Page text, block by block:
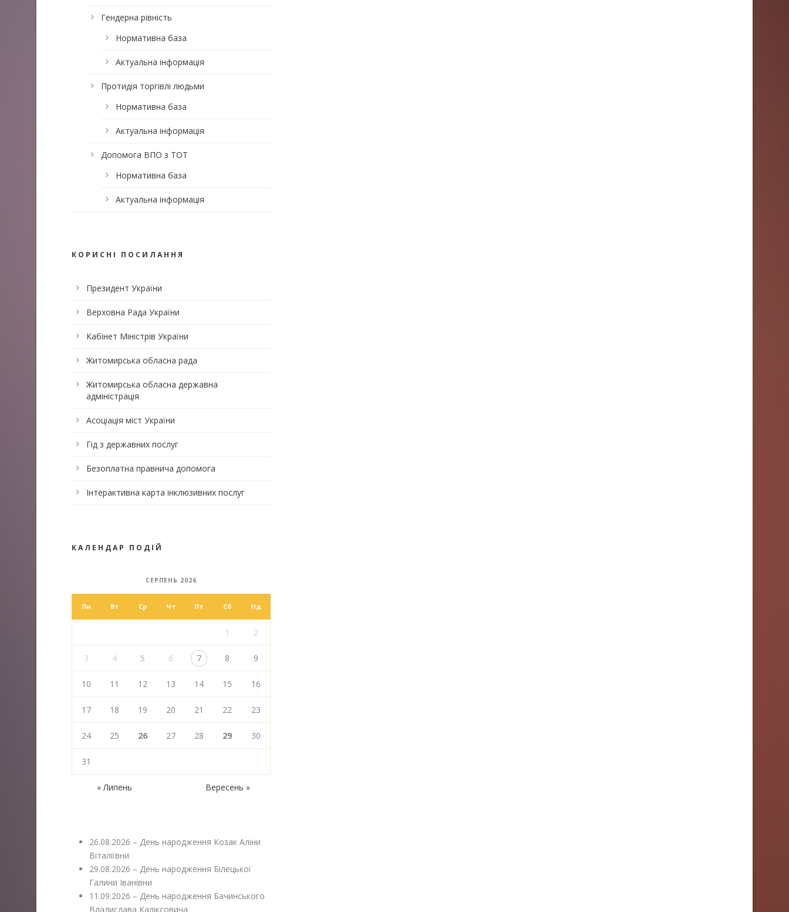
Гендерна рівність
Нормативна база
Актуальна інформація
Протидія торгівлі людьми
Нормативна база
Актуальна інформація
Допомога ВПО з ТОТ
Нормативна база
Актуальна інформація
КОРИСНІ ПОСИЛАННЯ
Президент України
Верховна Рада України
Кабінет Міністрів України
Житомирська обласна рада
Житомирська обласна державна
адміністрація
Асоціація міст України
Гід з державних послуг
Безоплатна правнича допомога
Інтерактивна карта інклюзивних послуг
КАЛЕНДАР ПОДІЙ
СЕРПЕНЬ 2026
Пн Вт Ср Чт Пт Сб Нд
1 2
3 4 5 6 7 8 9
10 11 12 13 14 15 16
17 18 19 20 21 22 23
24 25 26 27 28 29 30
31
« Липень Вересень »
26.08.2026 – День народження Козак Аліни
Віталіївни
29.08.2026 – День народження Білецької
Галини Іванівни
11.09.2026 – День народження Бачинського
Владислава Каліксовича